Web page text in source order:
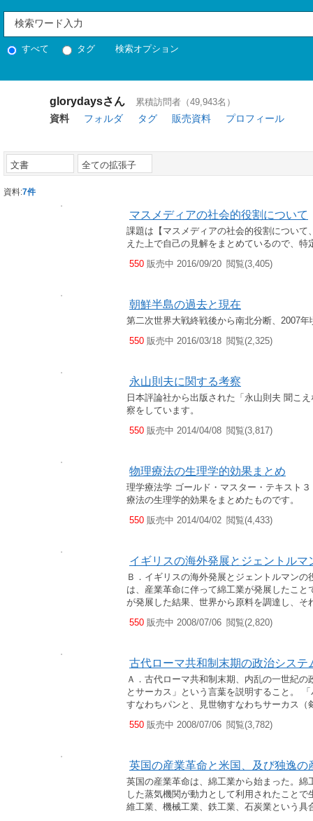
すべて タグ 検索オプション
glorydaysさん 累積訪問者（49,943名）
資料 フォルダ タグ 販売資料 プロフィール
文書 全ての拡張子
資料:7件
マスメディアの社会的役割について
課題は【マスメディアの社会的役割につい
えた上で自己の見解をまとめているので、
550 販売中 2016/09/20 閲覧(3,405)
朝鮮半島の過去と現在
第二次世界大戦終戦後から南北分断、2007
550 販売中 2016/03/18 閲覧(2,325)
永山則夫に関する考察
日本評論社から出版された「永山則夫 聞こ
察をしています。
550 販売中 2014/04/08 閲覧(3,817)
物理療法の生理学的効果まとめ
理学療法学 ゴールド・マスター・テキスト
療法の生理学的効果をまとめたものです。
550 販売中 2014/04/02 閲覧(4,433)
イギリスの海外発展とジェントルマ
Ｂ．イギリスの海外発展とジェントルマン
は、産業革命に伴って綿工業が発展したこ
が発展した結果、世界から原料を調達し、
550 販売中 2008/07/06 閲覧(2,820)
古代ローマ共和制末期の政治システ
Ａ．古代ローマ共和制末期、内乱の一世紀
とサーカス」という言葉を説明すること。
すなわちパンと、見世物すなわちサーカス
550 販売中 2008/07/06 閲覧(3,782)
英国の産業革命と米国、及び独逸の
英国の産業革命は、綿工業から始まった。
した蒸気機関が動力として利用されたこと
維工業、機械工業、鉄工業、石炭業という